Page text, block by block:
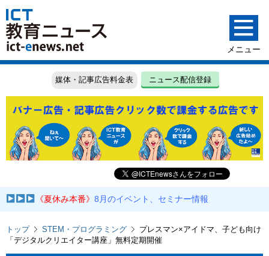
媒体・記事広告料金表 ニュース配信登録
《夏休み本番》8月のイベント、セミナー情報
トップ STEM・プログラミング
プレスマン×アイドマ、子ども向け
「デジタルクリエイター講座」無料定期開催